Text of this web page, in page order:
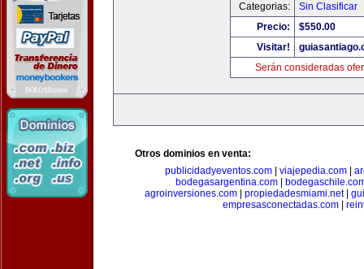
Categorias:
Sin Clasificar
Precio:
$550.00
Visitar!
Serán consideradas
Otros dominios en venta:
publicidadyeventos.com| viajepedia.com|
bodegasargentina.com|
agroinversiones.com
propiedadesmiami.net|
empresasconectadas.com|